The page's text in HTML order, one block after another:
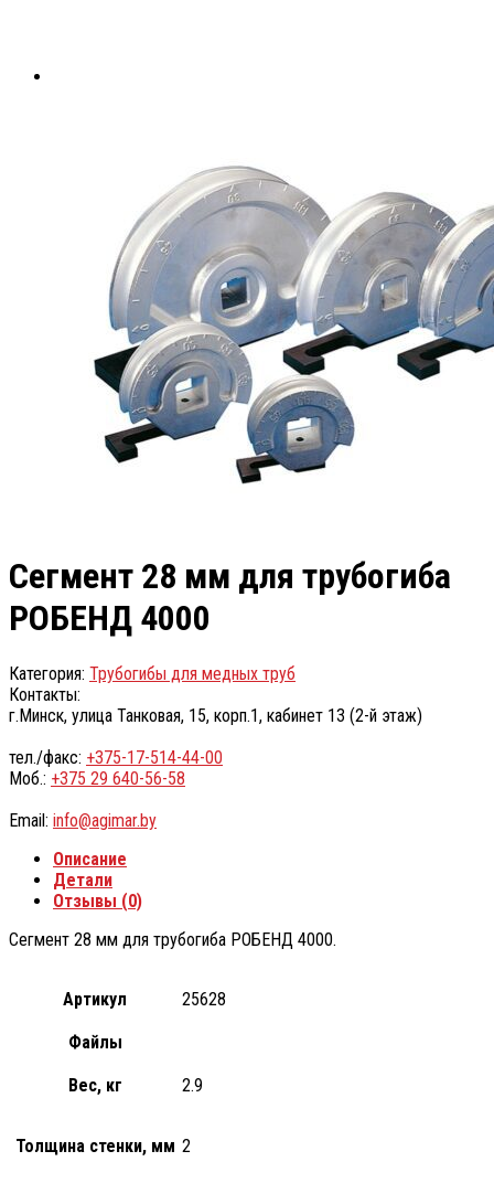
Сегмент 28 мм для трубогиба
РОБЕНД 4000
Категория: Трубогибы для медных труб
Контакты:
г.Минск, улица Танковая, 15, корп.1, кабинет 13 (2-й этаж)
тел./факс: +375-17-514-44-00
Моб.: +375 29 640-56-58
Email: info@agimar.by
Описание
Детали
Отзывы (0)
Сегмент 28 мм для трубогиба РОБЕНД 4000.
Артикул 25628
Файлы
Вес, кг 2.9
Толщина стенки, мм 2